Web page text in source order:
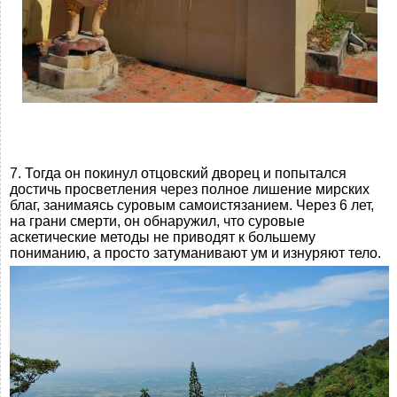
7. Тогда он покинул отцовский дворец и попытался
достичь просветления через полное лишение мирских
благ, занимаясь суровым самоистязанием. Через 6 лет,
на грани смерти, он обнаружил, что суровые
аскетические методы не приводят к большему
пониманию, а просто затуманивают ум и изнуряют тело.